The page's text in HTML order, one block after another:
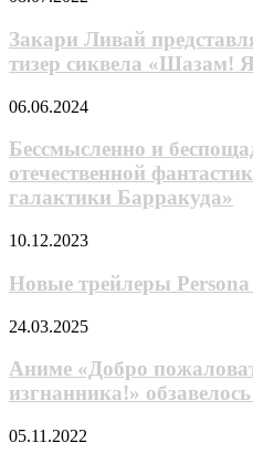
представляет:
вышел
первый
сиквела
Ярость
богов»
Закари Ливай
тизер сиквела «Шазам!
Бессмысленно
беспощадно:
отечественной
фантастики
детей
галактики
06.06.2024
Бессмысленно и
отечественной
галактики Барракуда»
Новые
Persona 3
Reload
10.12.2023
Новые трейлеры Persona
Аниме
пожаловать
дешёвый
изгнанника!»
24.03.2025
Аниме «Добро
изгнанника!»
«Мастер
05.11.2022